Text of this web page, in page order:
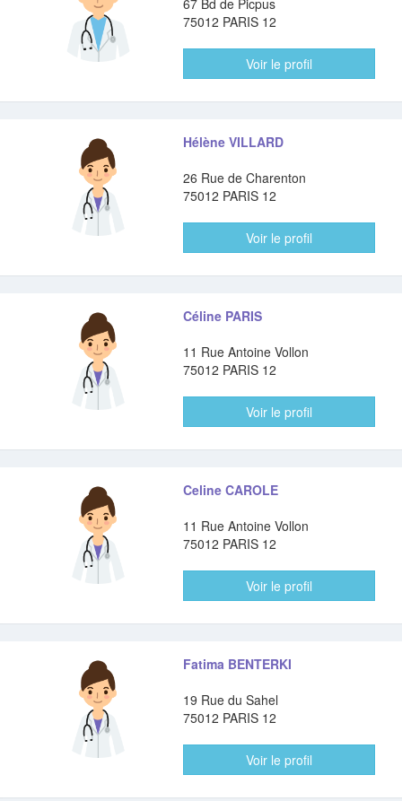
67 Bd de Picpus
75012 PARIS 12
Voir le profil
Hélène VILLARD
26 Rue de Charenton
75012 PARIS 12
Voir le profil
Céline PARIS
11 Rue Antoine Vollon
75012 PARIS 12
Voir le profil
Celine CAROLE
11 Rue Antoine Vollon
75012 PARIS 12
Voir le profil
Fatima BENTERKI
19 Rue du Sahel
75012 PARIS 12
Voir le profil